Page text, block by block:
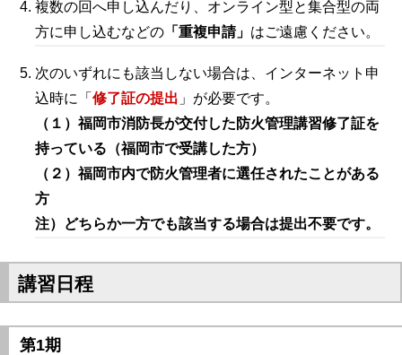
複数の回へ申し込んだり、オンライン型と集合型の両
方に申し込むなどの 「重複申請」 はご遠慮ください。
次のいずれにも該当しない場合は、インターネット申
込時に「修了証の提出 」が必要です。
（１）福岡市消防長が交付した防火管理講習修了証を
持っている（福岡市で受講した方）
（２）福岡市内で防火管理者に選任されたことがある
方
注）どちらか一方でも該当する場合は提出不要です。
講習日程
第1期